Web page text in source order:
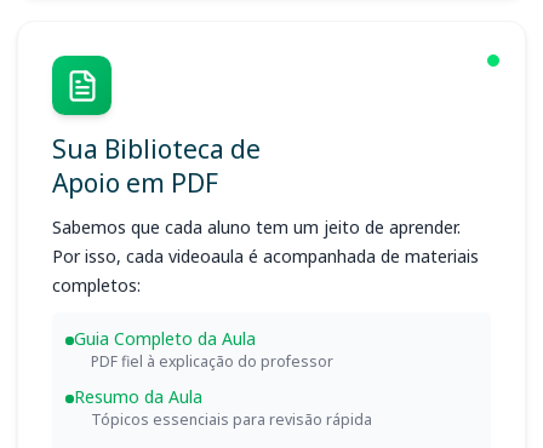
Sua Biblioteca de
Apoio em PDF
Sabemos que cada aluno tem um jeito de aprender.
Por isso, cada videoaula é acompanhada de materiais
completos:
Guia Completo da Aula
PDF fiel à explicação do professor
Resumo da Aula
Tópicos essenciais para revisão rápida